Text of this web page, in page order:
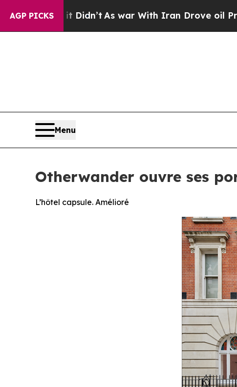
AGP PICKS
As war With Iran Drove oil Prices Higher,
Menu
Otherwander ouvre ses
L’hôtel capsule. Amélioré